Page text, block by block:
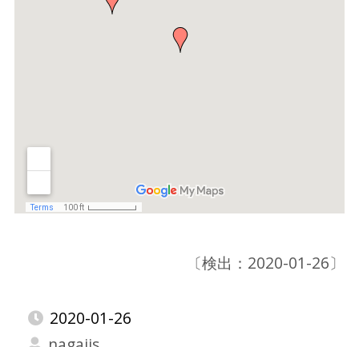
〔検出：2020-01-26〕
2020-01-26